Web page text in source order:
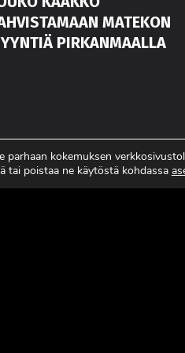
MATEKON
PIRKANMAALLA
parhaan kokemuksen
tai poistaa ne käytöstä kohdassa